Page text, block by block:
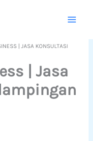
| JASA KONSULTASI
| Jasa